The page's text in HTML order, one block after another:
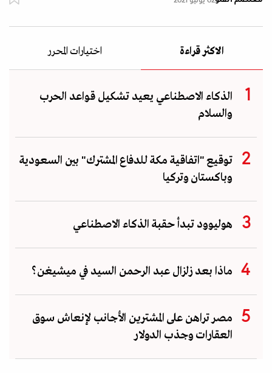
الاكثر قراءة اختيارات المحرر
الذكاء الاصطناعي يعيد تشكيل قواعد الحرب
والسلام
توقيع "اتفاقية مكة للدفاع المشترك" بين السعودية
وباكستان وتركيا
هوليوود تبدأ حقبة الذكاء الاصطناعي
ماذا بعد زلزال عبد الرحمن السيد في ميشيغن؟
مصر تراهن على المشترين الأجانب لإنعاش سوق
العقارات وجذب الدولار